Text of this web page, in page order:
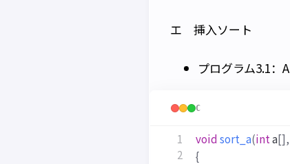
エ 挿入ソート
プログラム3.1：A
C
voidsort_a(inta[],
{